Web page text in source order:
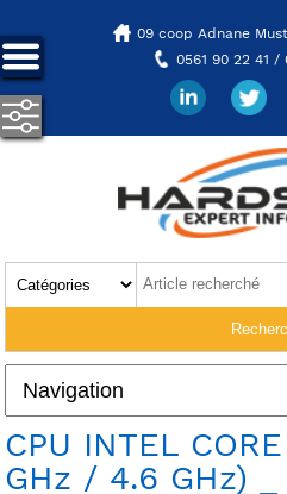
09 coop Adnane
0561 90 22 41 /
CPU INTEL
GHz / 4.6 GHz)